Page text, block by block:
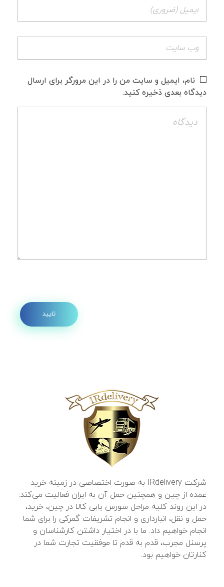
نام، ایمیل و سایت من را در این مرورگر برای ارسال
دیدگاه بعدی ذخیره کنید.
شرکت IRdelivery به صورت اختصاصی در زمینه خرید
عمده از چین و همچنین حمل آن به ایران فعالیت می‌کند.
در این روند کلیه مراحل سورس یابی کالا در چین، خرید،
حمل و نقل، انبارداری و انجام تشریفات گمرکی را برای شما
انجام خواهیم داد. ما با در اختیار داشتن کارشناسان و
پرسنل مجرب، قدم به قدم تا موفقیت تجارت شما در
کنارتان خواهیم بود.